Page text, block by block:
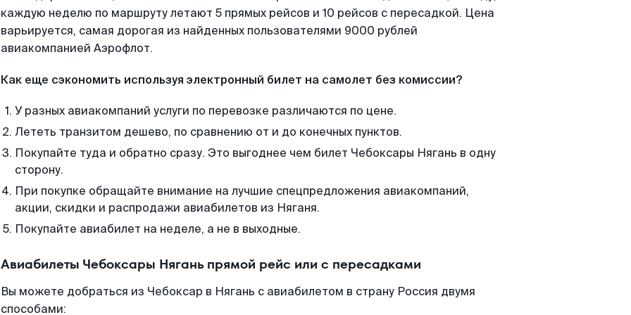
каждую неделю по маршруту летают 5 прямых рейсов и 10 рейсов с пересадкой. Цена
варьируется, самая дорогая из найденных пользователями 9000 рублей
авиакомпанией Аэрофлот.
Как еще сэкономить используя электронный билет на самолет без комиссии?
У разных авиакомпаний услуги по перевозке различаются по цене.
Лететь транзитом дешево, по сравнению от и до конечных пунктов.
Покупайте туда и обратно сразу. Это выгоднее чем билет Чебоксары Нягань в одну
сторону.
При покупке обращайте внимание на лучшие спецпредложения авиакомпаний,
акции, скидки и распродажи авиабилетов из Няганя.
Покупайте авиабилет на неделе, а не в выходные.
Авиабилеты Чебоксары Нягань прямой рейс или с пересадками
Вы можете добраться из Чебоксар в Нягань с авиабилетом в страну Россия двумя
способами: